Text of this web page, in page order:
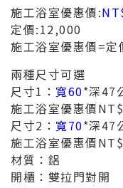
施工浴室優惠價:
定價:12,000
施工浴室優惠價=定
兩種尺寸可選
尺寸1： 寬60*深47
施工浴室優惠價
尺寸2： 寬70*深47
施工浴室優惠價
材質：鋁
開櫃：雙拉門對開